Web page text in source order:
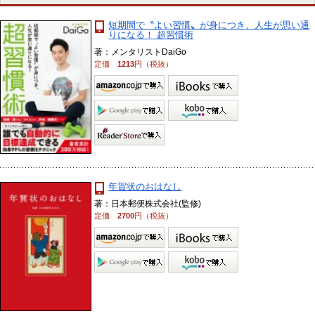
短期間で〝よい習慣〟が身につき、人生が思い通
りになる！ 超習慣術
著：メンタリストDaiGo
定価1213円（税抜）
年賀状のおはなし
著：日本郵便株式会社(監修)
定価2700円（税抜）